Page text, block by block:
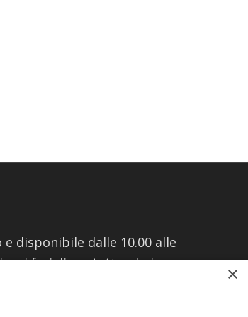
disponibile dalle 10.00 alle
feriali contattando i
×